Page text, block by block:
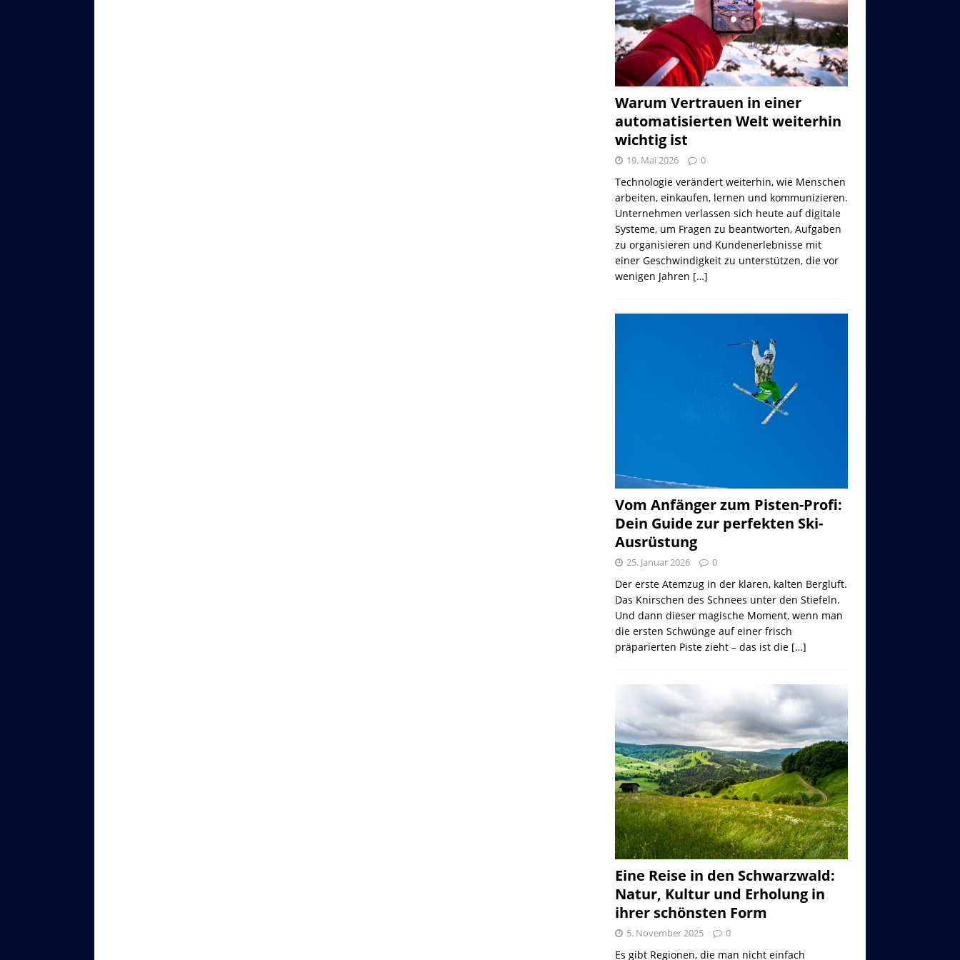
Warum Vertrauen in einer
automatisierten Welt weiterhin
wichtig ist
19. Mai 2026 0
Technologie verändert weiterhin, wie Menschen
arbeiten, einkaufen, lernen und kommunizieren.
Unternehmen verlassen sich heute auf digitale
Systeme, um Fragen zu beantworten, Aufgaben
zu organisieren und Kundenerlebnisse mit
einer Geschwindigkeit zu unterstützen, die vor
wenigen Jahren […]
Vom Anfänger zum Pisten-Profi:
Dein Guide zur perfekten Ski-
Ausrüstung
25. Januar 2026 0
Der erste Atemzug in der klaren, kalten Bergluft.
Das Knirschen des Schnees unter den Stiefeln.
Und dann dieser magische Moment, wenn man
die ersten Schwünge auf einer frisch
präparierten Piste zieht – das ist die […]
Eine Reise in den Schwarzwald:
Natur, Kultur und Erholung in
ihrer schönsten Form
5. November 2025 0
Es gibt Regionen, die man nicht einfach